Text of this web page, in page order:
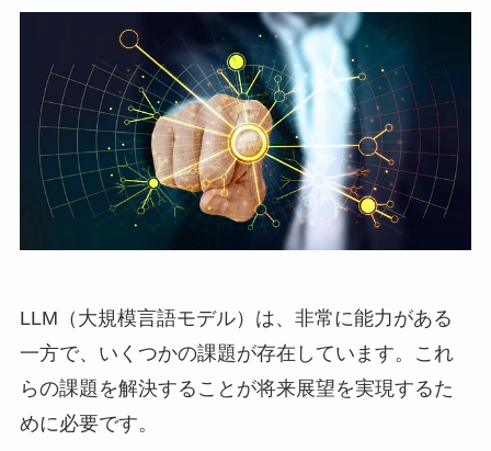
LLM（大規模言語モデル）は、非常に能力がある
一方で、いくつかの課題が存在しています。これ
らの課題を解決することが将来展望を実現するた
めに必要です。